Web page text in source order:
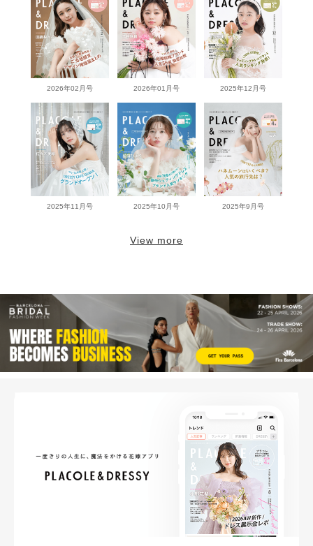
2026年02月号 2026年01月号 2025年12月号
2025年11月号 2025年10月号 2025年9月号
View more